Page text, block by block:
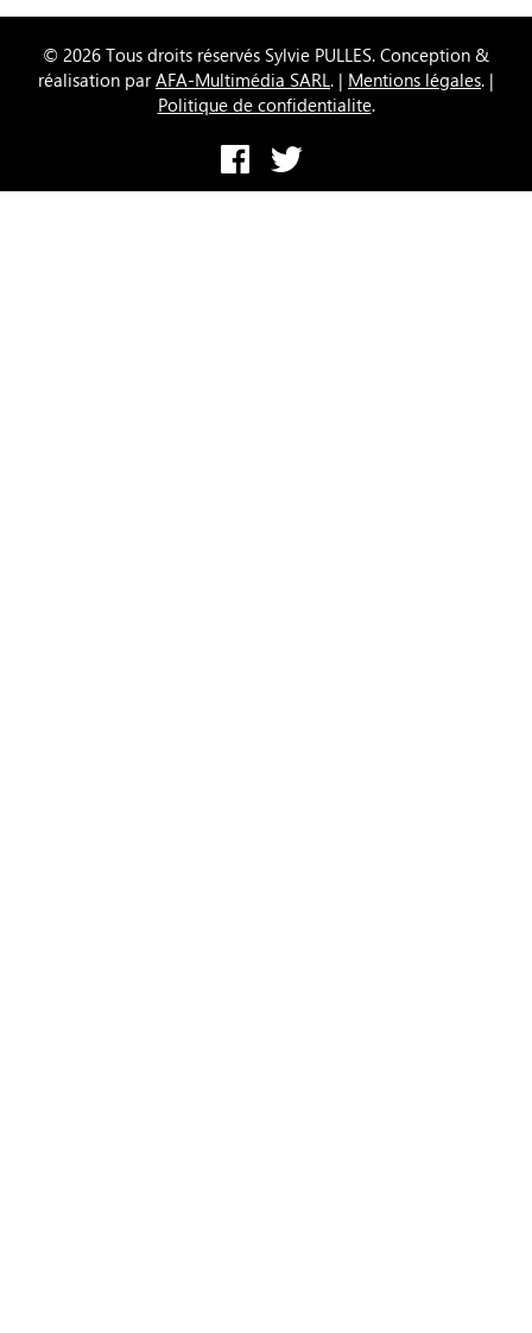
© 2026 Tous droits réservés Sylvie PULLES. Conception &
réalisation parAFA-Multimédia SARL. | Mentions légales. |
Politique de confidentialite.